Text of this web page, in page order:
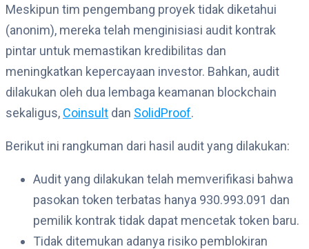
Meskipun tim pengembang proyek tidak diketahui
(anonim), mereka telah menginisiasi audit kontrak
pintar untuk memastikan kredibilitas dan
meningkatkan kepercayaan investor. Bahkan, audit
dilakukan oleh dua lembaga keamanan blockchain
sekaligus, Coinsult dan SolidProof.
Berikut ini rangkuman dari hasil audit yang dilakukan:
Audit yang dilakukan telah memverifikasi bahwa
pasokan token terbatas hanya 930.993.091 dan
pemilik kontrak tidak dapat mencetak token baru.
Tidak ditemukan adanya risiko pemblokiran